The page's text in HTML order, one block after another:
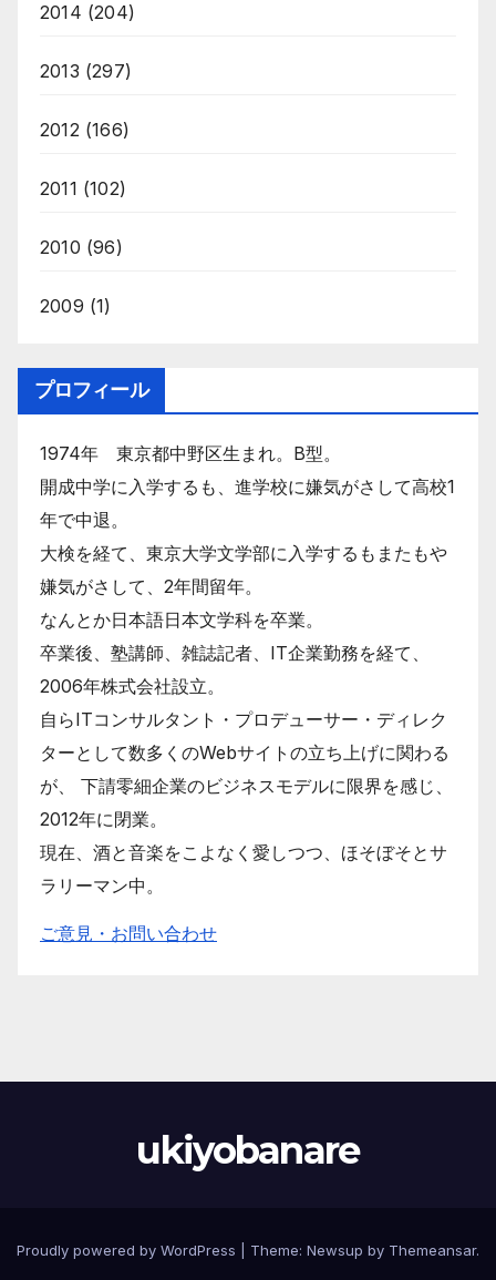
2014 (204)
2013 (297)
2012(166)
2011 (102)
2010 (96)
2009 (1)
プロフィール
1974年 東京都中野区生まれ。B型。
開成中学に入学するも、進学校に嫌気がさして高校1
年で中退。
大検を経て、東京大学文学部に入学するもまたもや
嫌気がさして、2年間留年。
なんとか日本語日本文学科を卒業。
卒業後、塾講師、雑誌記者、IT企業勤務を経て、
2006年株式会社設立。
自らITコンサルタント・プロデューサー・ディレク
ターとして数多くのWebサイトの立ち上げに関わる
が、 下請零細企業のビジネスモデルに限界を感じ、
2012年に閉業。
現在、酒と音楽をこよなく愛しつつ、ほそぼそとサ
ラリーマン中。
ご意見・お問い合わせ
ukiyobanare
Proudly powered by WordPress Theme: Newsup by Themeansar.